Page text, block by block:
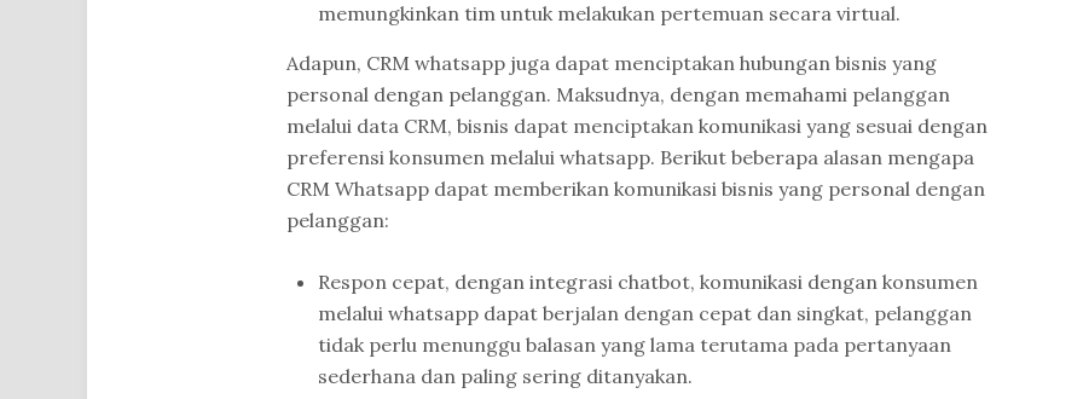
memungkinkan tim untuk melakukan pertemuan secara virtual.
Adapun, CRM whatsapp juga dapat menciptakan hubungan bisnis yang
personal dengan pelanggan. Maksudnya, dengan memahami pelanggan
melalui data CRM, bisnis dapat menciptakan komunikasi yang sesuai dengan
preferensi konsumen melalui whatsapp. Berikut beberapa alasan mengapa
CRM Whatsapp dapat memberikan komunikasi bisnis yang personal dengan
pelanggan:
Respon cepat, dengan integrasi chatbot, komunikasi dengan konsumen
melalui whatsapp dapat berjalan dengan cepat dan singkat, pelanggan
tidak perlu menunggu balasan yang lama terutama pada pertanyaan
sederhana dan paling sering ditanyakan.